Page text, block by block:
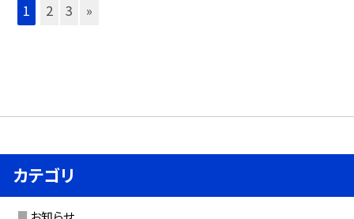
1 2 3 »
カテゴリ